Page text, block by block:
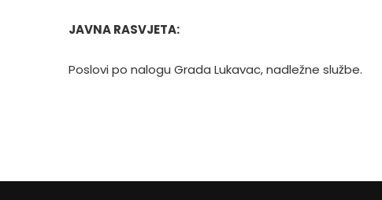
JAVNA RASVJETA:
Poslovi po nalogu Grada Lukavac, nadležne službe.